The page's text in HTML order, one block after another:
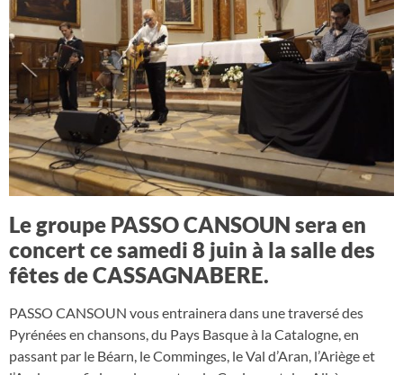
Le groupe PASSO CANSOUN sera en
concert ce samedi 8 juin à la salle des
fêtes de CASSAGNABERE.
PASSO CANSOUN vous entrainera dans une traversé des
Pyrénées en chansons, du Pays Basque à la Catalogne, en
passant par le Béarn, le Comminges, le Val d’Aran, l’Ariège et